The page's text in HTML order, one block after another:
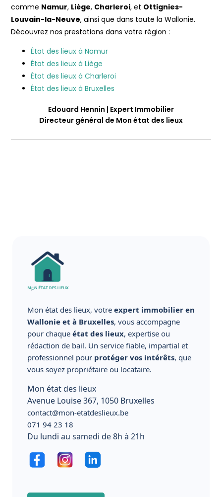
comme Namur, Liège, Charleroi, et Ottignies-
Louvain-la-Neuve, ainsi que dans toute la Wallonie.
Découvrez nos prestations dans votre région :
État des lieux à Namur
État des lieux à Liège
État des lieux à Charleroi
État des lieux à Bruxelles
Edouard Hennin | Expert Immobilier
Directeur général de Mon état des lieux
Mon état des lieux, votre expert immobilier en
Wallonie et à Bruxelles, vous accompagne
pour chaque état des lieux, expertise ou
rédaction de bail. Un service fiable, impartial et
professionnel pour protéger vos intérêts, que
vous soyez propriétaire ou locataire.
Mon état des lieux
Avenue Louise 367, 1050 Bruxelles
contact@mon-etatdeslieux.be
071 94 23 18
Du lundi au samedi de 8h à 21h